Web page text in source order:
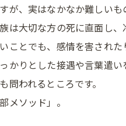
が、実はなかなか難しいも
は大切な方の死に直面し
ことでも、感情を害された
かりとした接遇や言葉遣
問われるところです。
メソッド」。